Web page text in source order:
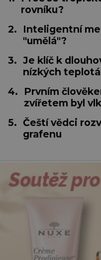
rovníku?
2.
Inteligentní
"umělá"?
3. Je klíč k
nízkých
4.
Prvním
zvířetem byl
5. Čeští vědci
grafenu